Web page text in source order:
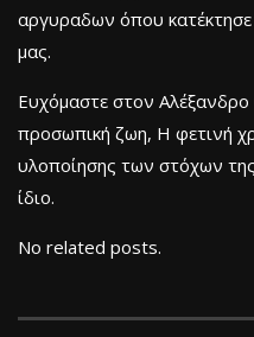
αργυραδων όπου
μας.
Ευχόμαστε στον Αλέξανδρο
προσωπική ζωη, Η φετινή
υλοποίησης των στόχων
ίδιο.
No related posts.